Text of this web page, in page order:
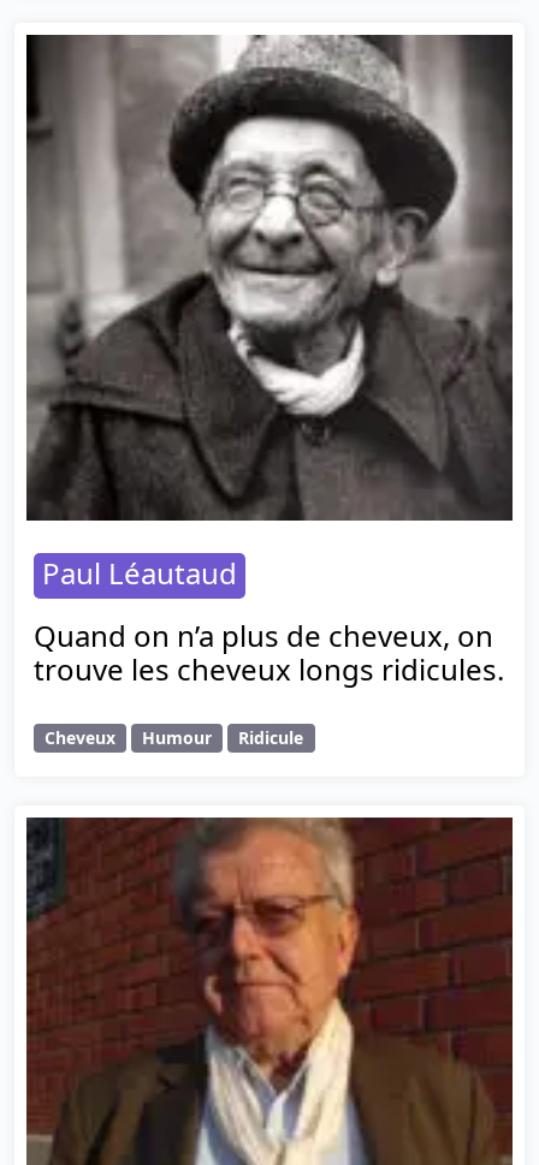
Paul Léautaud
Quand on n’a plus de cheveux, on
trouve les cheveux longs ridicules.
Cheveux Humour Ridicule